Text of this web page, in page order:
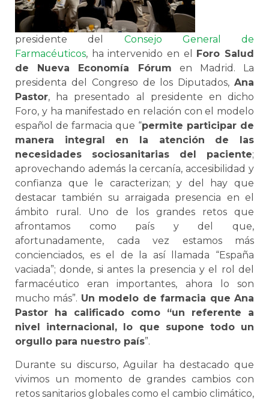
presidente del Consejo General de
Farmacéuticos, ha intervenido en el Foro Salud
de Nueva Economía Fórum en Madrid. La
presidenta del Congreso de los Diputados, Ana
Pastor, ha presentado al presidente en dicho
Foro, y ha manifestado en relación con el modelo
español de farmacia que “permite participar de
manera integral en la atención de las
necesidades sociosanitarias del paciente;
aprovechando además la cercanía, accesibilidad y
confianza que le caracterizan; y del hay que
destacar también su arraigada presencia en el
ámbito rural. Uno de los grandes retos que
afrontamos como país y del que,
afortunadamente, cada vez estamos más
concienciados, es el de la así llamada “España
vaciada”; donde, si antes la presencia y el rol del
farmacéutico eran importantes, ahora lo son
mucho más”. Un modelo de farmacia que Ana
Pastor ha calificado como “un referente a
nivel internacional, lo que supone todo un
orgullo para nuestro país”.
Durante su discurso, Aguilar ha destacado que
vivimos un momento de grandes cambios con
retos sanitarios globales como el cambio climático,